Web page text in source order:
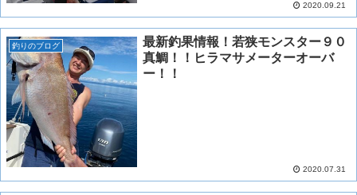
2020.09.21
釣りのブログ
最新釣果情報！若狭モンスター９０
真鯛！！ヒラマサメーターオーバ
ー！！
2020.07.31